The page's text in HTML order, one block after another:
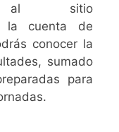
al sitio
cuenta de
conocer la
sumado
para